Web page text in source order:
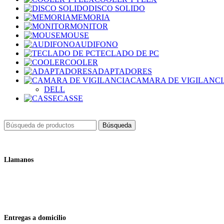
DISCO SOLIDO
MEMORIA
MONITOR
MOUSE
AUDIFONO
TECLADO DE PC
COOLER
ADAPTADORES
CAMARA DE
DELL
CASSE
Búsqueda
Llamanos
Entregas a domicilio